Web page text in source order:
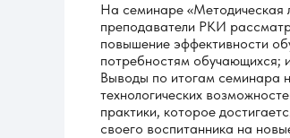
На семинаре «Методическая
преподаватели РКИ
повышение эффективности
потребностям обучающихся;
Выводы по итогам семинара
технологических
практики, которое
своего воспитанника на